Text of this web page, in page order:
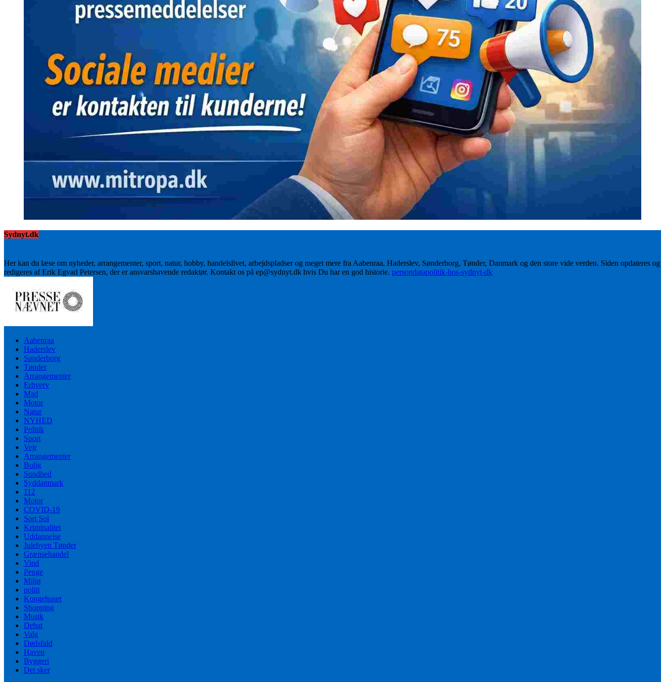
Sydnyt.dk
Her kan du læse om nyheder, arrangementer, sport, natur, hobby, handelslivet, arbejdspladser og meget mere fra Aabenraa, Haderslev, Sønderborg, Tønder, Danmark og den store vide verden. Siden opdateres og
redigeres af Erik Egvad Petersen, der er ansvarshavende redaktør. Kontakt os på ep@sydnyt.dk hvis Du har en god historie. persondatapolitik-hos-sydnyt-dk
Aabenraa
Haderslev
Sønderborg
Tønder
Arrangementer
Erhverv
Mad
Motor
Natur
NYHED
Politik
Sport
Vejr
Arrangementer
Bolig
Sundhed
Syddanmark
112
Motor
COVID-19
Sort Sol
Kriminalitet
Uddannelse
Julebyen Tønder
Grænsehandel
Vind
Penge
Miljø
politi
Kongehuset
Shopping
Musik
Debat
Valg
Dødsfald
Haven
Byggeri
Det sker